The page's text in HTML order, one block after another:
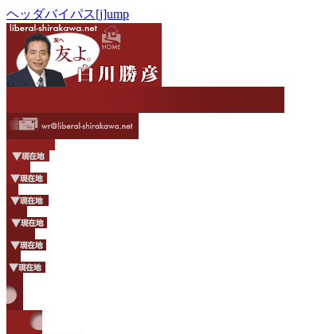
ヘッダバイパス[j]ump